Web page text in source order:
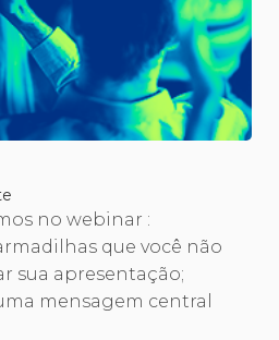
no webinar :
que você não
sua apresentação;
mensagem central